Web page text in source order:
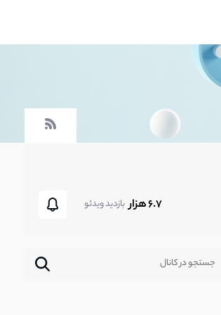
6.7 هزار بازدید ویدئو